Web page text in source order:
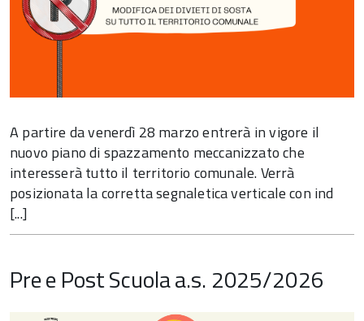
A partire da venerdì 28 marzo entrerà in vigore il
nuovo piano di spazzamento meccanizzato che
interesserà tutto il territorio comunale. Verrà
posizionata la corretta segnaletica verticale con ind
[...]
Pre e Post Scuola a.s. 2025/2026